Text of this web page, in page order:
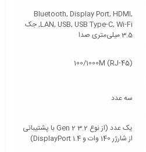
Bluetooth, Display Port, HDMI,
LAN, USB, USB Type-C, Wi-Fi, جک
3.5 میلی‌متری صدا
100/1000M (RJ-45)
سه عدد
یک عدد (از نوع 3.2 Gen 2 با پشتیبانی
از شارژر 140 وات و DisplayPort 1.4)